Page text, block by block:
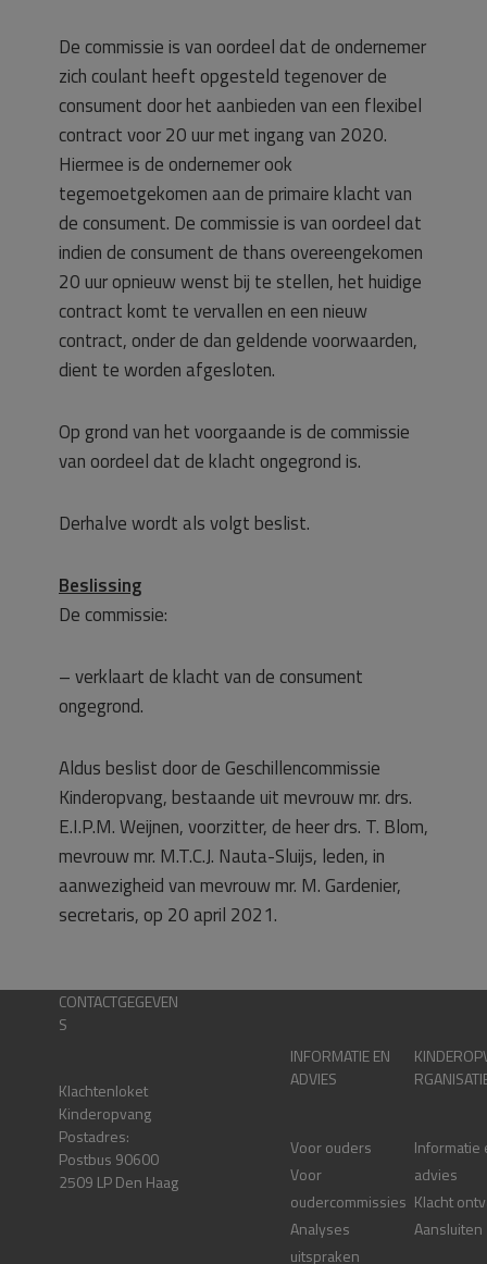
De commissie is van oordeel dat de ondernemer
zich coulant heeft opgesteld tegenover de
consument door het aanbieden van een flexibel
contract voor 20 uur met ingang van 2020.
Hiermee is de ondernemer ook
tegemoetgekomen aan de primaire klacht van
de consument. De commissie is van oordeel dat
indien de consument de thans overeengekomen
20 uur opnieuw wenst bij te stellen, het huidige
contract komt te vervallen en een nieuw
contract, onder de dan geldende voorwaarden,
dient te worden afgesloten.
Op grond van het voorgaande is de commissie
van oordeel dat de klacht ongegrond is.
Derhalve wordt als volgt beslist.
Beslissing
De commissie:
– verklaart de klacht van de consument
ongegrond.
Aldus beslist door de Geschillencommissie
Kinderopvang, bestaande uit mevrouw mr. drs.
E.I.P.M. Weijnen, voorzitter, de heer drs. T. Blom,
mevrouw mr. M.T.C.J. Nauta-Sluijs, leden, in
aanwezigheid van mevrouw mr. M. Gardenier,
secretaris, op 20 april 2021.
CONTACTGEGEVEN
S
Klachtenloket
Kinderopvang
Postadres:
Postbus 90600
2509 LP Den Haag
INFORMATIE EN
ADVIES
Voor ouders
Voor
oudercommissies
Analyses
uitspraken
Informatie
advies
Klacht
Aansluiten